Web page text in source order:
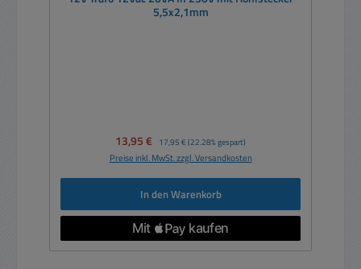
5,5x2,1mm
Verkaufspreis:
13,95 € Regulärer Preis:
17,95 € (22.28% gespart)
Preise inkl. MwSt. zzgl. Versandkosten
In den Warenkorb